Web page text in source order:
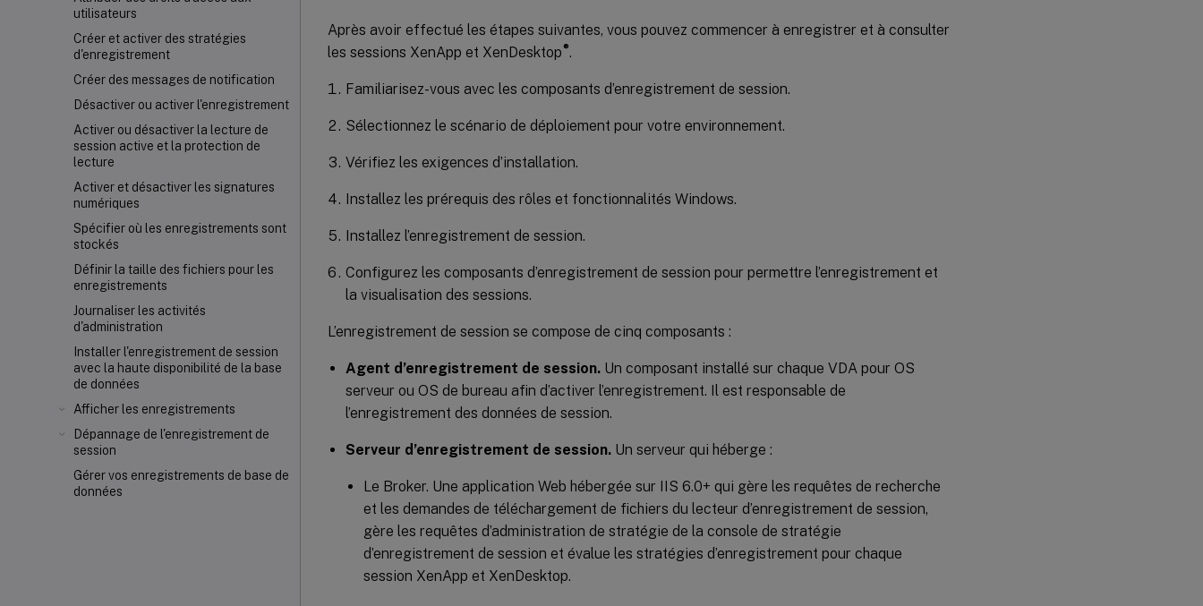
utilisateurs
Créer et activer des stratégies
d'enregistrement
Créer des messages de notification
Désactiver ou activer l'enregistrement
Activer ou désactiver la lecture de
session active et la protection de
lecture
Activer et désactiver les signatures
numériques
Spécifier où les enregistrements sont
stockés
Définir la taille des fichiers pour les
enregistrements
Journaliser les activités
d'administration
Installer l'enregistrement de session
avec la haute disponibilité de la base
de données
Afficher les enregistrements
Dépannage de l'enregistrement de
session
Gérer vos enregistrements de base de
données
Après avoir effectué les étapes suivantes, vous pouvez commencer à enregistrer et à consulter
les sessions XenApp et XenDesktop®.
Familiarisez-vous avec les composants d’enregistrement de session.
Sélectionnez le scénario de déploiement pour votre environnement.
Vérifiez les exigences d’installation.
Installez les prérequis des rôles et fonctionnalités Windows.
Installez l’enregistrement de session.
Configurez les composants d’enregistrement de session pour permettre l’enregistrement et
la visualisation des sessions.
L’enregistrement de session se compose de cinq composants :
Agent d’enregistrement de session. Un composant installé sur chaque VDA pour OS
serveur ou OS de bureau afin d’activer l’enregistrement. Il est responsable de
l’enregistrement des données de session.
Serveur d’enregistrement de session. Un serveur qui héberge :
Le Broker. Une application Web hébergée sur IIS 6.0+ qui gère les requêtes de recherche
et les demandes de téléchargement de fichiers du lecteur d’enregistrement de session,
gère les requêtes d’administration de stratégie de la console de stratégie
d’enregistrement de session et évalue les stratégies d’enregistrement pour chaque
session XenApp et XenDesktop.